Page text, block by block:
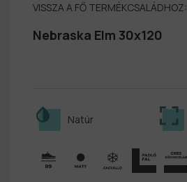
VISSZA A FŐ TERMÉKCSALÁDHOZ:
Nebraska Elm 30x120
Natúr